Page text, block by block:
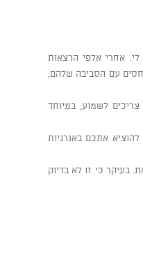
אחרי אלפי הרצאות
עם הסביבה שלהם,
לשמוע, במיוחד
אתכם באנרגיות
בעיקר כי זו לא בדיוק